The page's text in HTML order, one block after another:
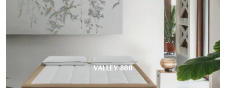
VALLEY 800